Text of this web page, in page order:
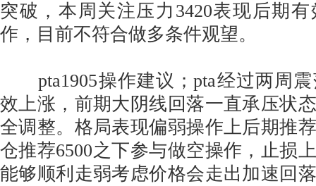
突破，本周关注压力3420表现后期
作，目前不符合做多条件观望。
pta1905操作建议；pta经过两周震
效上涨，前期大阴线回落一直承压状
全调整。格局表现偏弱操作上后期推
仓推荐6500之下参与做空操作，止损
能够顺利走弱考虑价格会走出加速回